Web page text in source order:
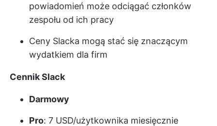
powiadomień może odciągać członków
zespołu od ich pracy
Ceny Slacka mogą stać się znaczącym
wydatkiem dla firm
Cennik Slack
Darmowy
Pro: 7 USD/użytkownika miesięcznie